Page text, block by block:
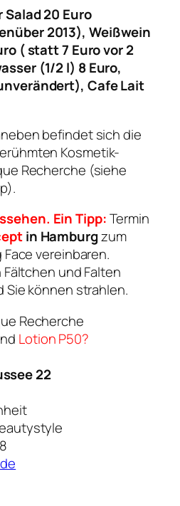
Salad 20 Euro
2013), Weißwein
( statt 7 Euro vor 2
(1/2 l) 8 Euro,
Cafe Lait
befindet sich die
Kosmetik-
Recherche (siehe
Ein Tipp:Termin
in Hamburgzum
Face vereinbaren.
und Falten
Sie können strahlen.
Recherche
Lotion P50?
22